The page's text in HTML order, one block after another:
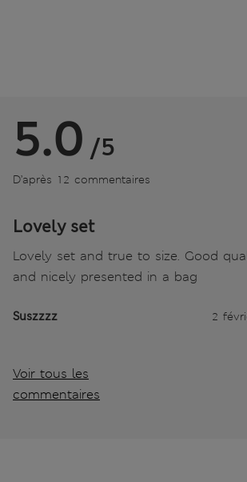
5.0 /5
D’après 12 commentaires
Lovely set
Lovely set and true to size. Good
and nicely presented in a bag
Suszzzz 2
Voir tous les
commentaires